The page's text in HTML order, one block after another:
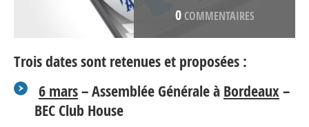
0COMMENTAIRES
Trois dates sont retenues et proposées :
6 mars– Assemblée Générale à Bordeaux–
BEC Club House